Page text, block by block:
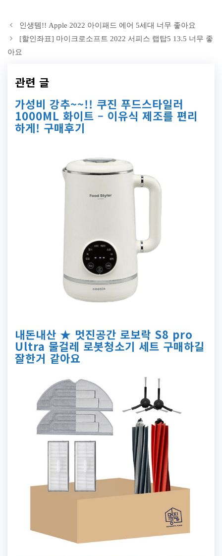
인생템!! Apple 2022 아이패드 에어 5세대 너무 좋아요
[할인좌표] 마이크로소프트 2022 서피스 랩탑5 13.5 너무 좋
아요
관련 글
가성비 강추~~!! 쿠진 푸드스타일러
1000ML 화이트 – 이유식 제조를 편리
하게! 구매후기
내돈내산 ★ 멋진공간 로보락 S8 pro
Ultra 물걸레 로봇청소기 세트 구매하길
잘한거 같아요